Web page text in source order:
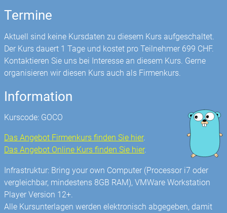
Termine
Aktuell sind keine Kursdaten zu diesem Kurs aufgeschaltet.
Der Kurs dauert 1 Tage und kostet pro Teilnehmer 699 CHF.
Kontaktieren Sie uns bei Interesse an diesem Kurs. Gerne
organisieren wir diesen Kurs auch als Firmenkurs.
Information
Kurscode: GOCO
Das Angebot Firmenkurs finden Sie hier.
Das Angebot Online Kurs finden Sie hier.
Infrastruktur: Bring your own Computer (Processor i7 oder
vergleichbar, mindestens 8GB RAM), VMWare Workstation
Player Version 12+.
Alle Kursunterlagen werden elektronisch abgegeben, damit